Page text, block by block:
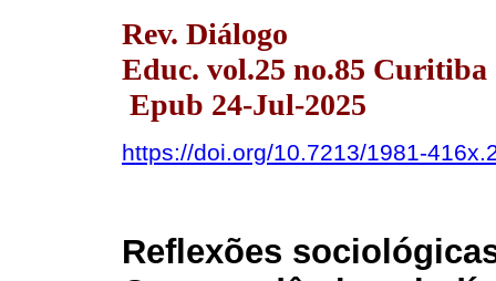
Rev. Diálogo
Educ. vol.25 no.85 Curitiba
Epub 24-Jul-2025
https://doi.org/10.7213/1981-
Reflexões